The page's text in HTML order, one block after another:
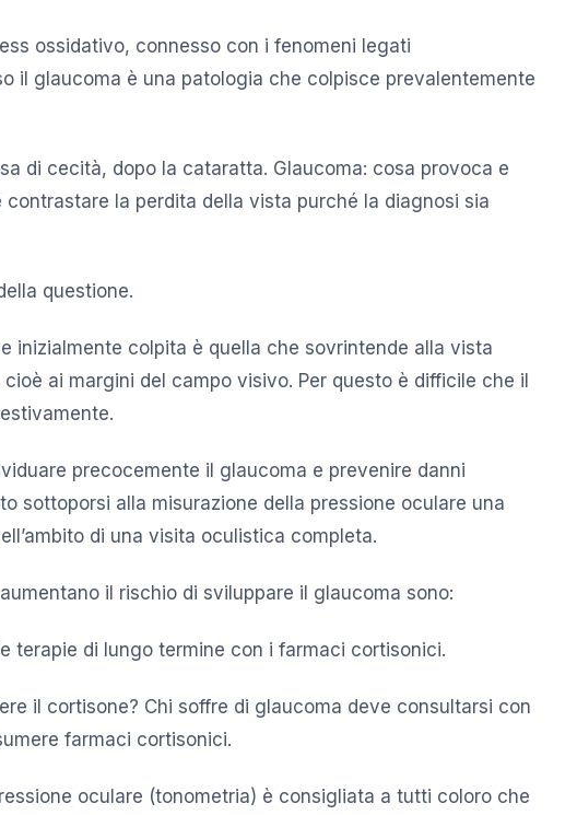
ossidativo, connesso con i fenomeni legati
il glaucoma è una patologia che colpisce prevalentemente
di cecità, dopo la cataratta. Glaucoma: cosa provoca e
contrastare la perdita della vista purché la diagnosi sia
questione.
inizialmente colpita è quella che sovrintende alla vista
ai margini del campo visivo. Per questo è difficile che il
precocemente il glaucoma e prevenire danni
sottoporsi alla misurazione della pressione oculare una
di una visita oculistica completa.
il rischio di sviluppare il glaucoma sono:
terapie di lungo termine con i farmaci cortisonici.
il cortisone? Chi soffre di glaucoma deve consultarsi con
farmaci cortisonici.
oculare (tonometria) è consigliata a tutti coloro che